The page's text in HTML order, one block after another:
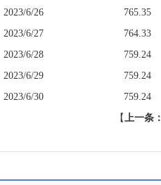
2023/6/26
765.35
2023/6/27
764.33
2023/6/28
759.24
2023/6/29
759.24
2023/6/30
759.24
【上一条：